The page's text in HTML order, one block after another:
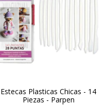
Estecas Plasticas Chicas - 14
Piezas - Parpen